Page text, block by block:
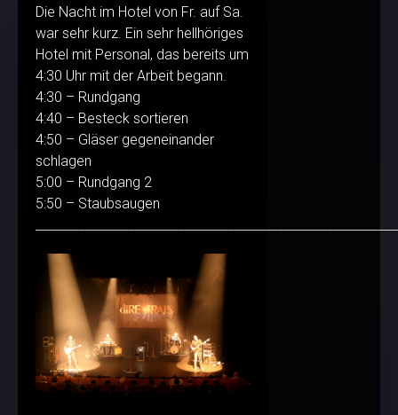
Die Nacht im Hotel von Fr. auf Sa.
war sehr kurz. Ein sehr hellhöriges
Hotel mit Personal, das bereits um
4:30 Uhr mit der Arbeit begann.
4:30 – Rundgang
4:40 – Besteck sortieren
4:50 – Gläser gegeneinander
schlagen
5:00 – Rundgang 2
5:50 – Staubsaugen